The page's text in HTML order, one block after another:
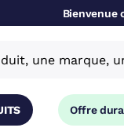
Bienvenue
Offre